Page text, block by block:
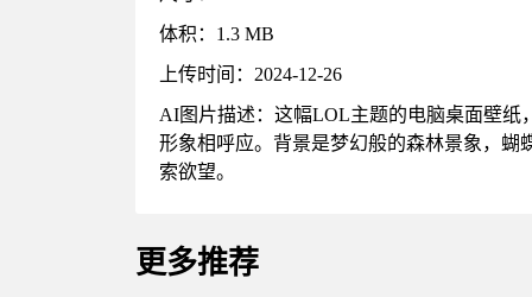
体积：1.3 MB
上传时间：2024-12-26
AI图片描述：这幅LOL主题的电脑桌面壁纸
形象相呼应。背景是梦幻般的森林景象，
索欲望。
更多推荐